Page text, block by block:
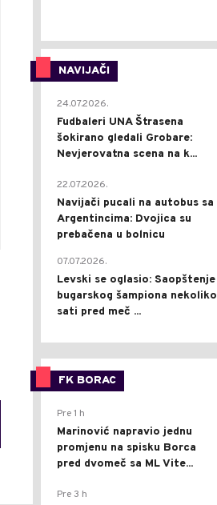
NAVIJAČI
24.07.2026.
Fudbaleri UNA Štrasena
šokirano gledali Grobare:
Nevjerovatna scena na k...
22.07.2026.
Navijači pucali na autobus sa
Argentincima: Dvojica su
prebačena u bolnicu
07.07.2026.
Levski se oglasio: Saopštenje
bugarskog šampiona nekoliko
sati pred meč ...
FK BORAC
Pre 1 h
Marinović napravio jednu
promjenu na spisku Borca
pred dvomeč sa ML Vite...
Pre 3 h